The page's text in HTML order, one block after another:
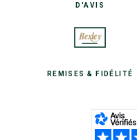
D'AVIS
REMISES& FIDÉLITÉ